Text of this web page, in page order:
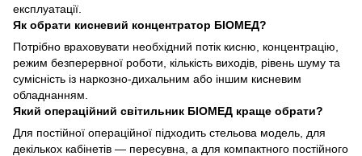
експлуатації.
Як обрати кисневий концентратор БІОМЕД?
Потрібно враховувати необхідний потік кисню, концентрацію,
режим безперервної роботи, кількість виходів, рівень шуму та
сумісність із наркозно-дихальним або іншим кисневим
обладнанням.
Який операційний світильник БІОМЕД краще обрати?
Для постійної операційної підходить стельова модель, для
декількох кабінетів — пересувна, а для компактного постійного